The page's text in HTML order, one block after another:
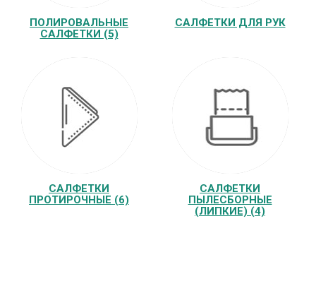
ПОЛИРОВАЛЬНЫЕ
САЛФЕТКИ (5)
САЛФЕТКИ ДЛЯ РУК
САЛФЕТКИ
ПРОТИРОЧНЫЕ (6)
САЛФЕТКИ
ПЫЛЕСБОРНЫЕ
(ЛИПКИЕ) (4)